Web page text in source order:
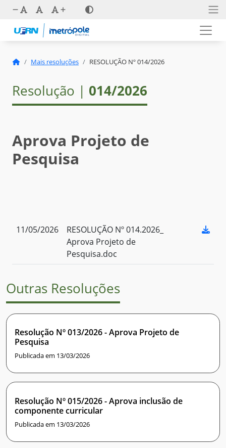
Mais resoluções RESOLUÇÃO Nº 014/2026
Resolução | 014/2026
Aprova Projeto de
Pesquisa
11/05/2026
RESOLUÇÃO Nº 014.2026_
Aprova Projeto de
Pesquisa.doc
Outras Resoluções
Resolução Nº 013/2026 - Aprova Projeto de
Pesquisa
Publicada em 13/03/2026
Resolução Nº 015/2026 - Aprova inclusão de
componente curricular
Publicada em 13/03/2026